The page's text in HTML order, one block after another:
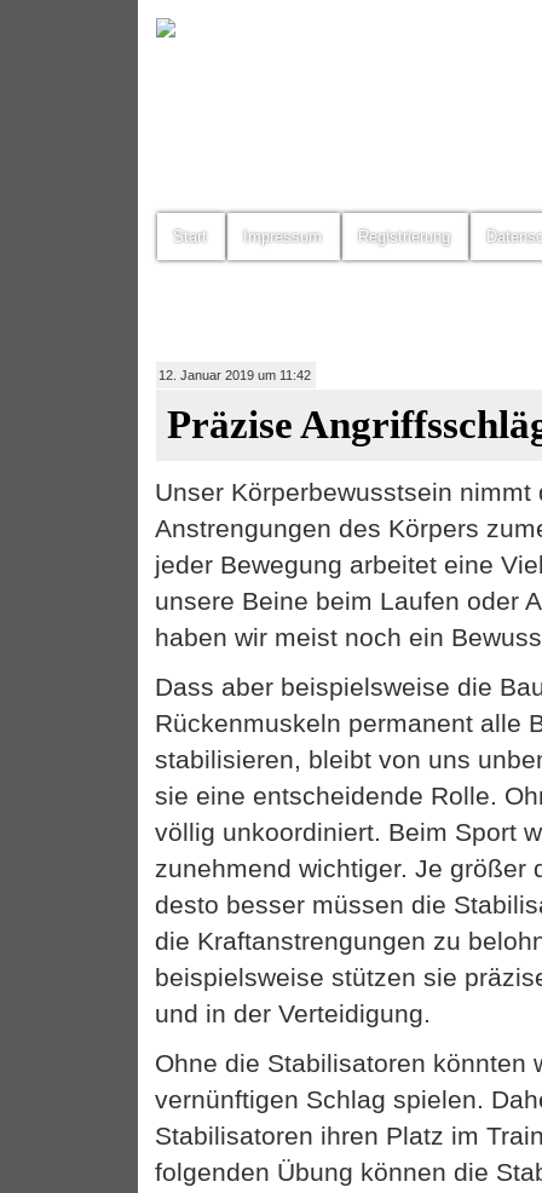
Start Impressum Registrierung
12. Januar 2019 um 11:42
Präzise
Unser Körperbewusstsein
Anstrengungen des Körpers
jeder Bewegung arbeitet eine
unsere Beine beim Laufen oder
haben wir meist noch ein
Dass aber beispielsweise die
Rückenmuskeln permanent alle
stabilisieren, bleibt von uns
sie eine entscheidende Rolle.
völlig unkoordiniert. Beim Sport
zunehmend wichtiger. Je größer
desto besser müssen die
die Kraftanstrengungen zu
beispielsweise stützen sie
und in der Verteidigung.
Ohne die Stabilisatoren könnten
vernünftigen Schlag spielen.
Stabilisatoren ihren Platz im
folgenden Übung können die